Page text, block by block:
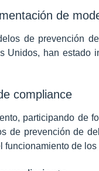
de
de prevención
Unidos, han estado
compliance
participando de
de prevención de
funcionamiento de